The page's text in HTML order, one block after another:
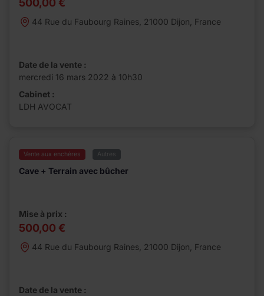
500,00 €
44 Rue du Faubourg Raines, 21000 Dijon, France
Date de la vente :
mercredi 16 mars 2022 à 10h30
Cabinet :
LDH AVOCAT
Vente aux enchères Autres
Cave + Terrain avec bûcher
Mise à prix :
500,00 €
44 Rue du Faubourg Raines, 21000 Dijon, France
Date de la vente :